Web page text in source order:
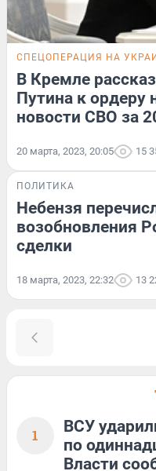
СПЕЦОПЕРАЦИЯ НА
В Кремле
Путина к ордеру
новости СВО за
20 марта, 2023, 20:05 15
ПОЛИТИКА
Небензя
возобновления
сделки
18 марта, 2023, 22:32 13
1
ВСУ
по
Власти